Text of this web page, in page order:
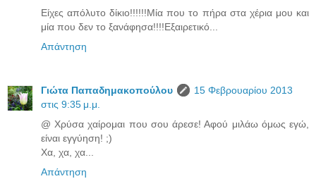
Είχες απόλυτο δίκιο!!!!!!Μία που το πήρα στα χέρια μου και
μία που δεν το ξανάφησα!!!!Εξαιρετικό...
Απάντηση
Γιώτα Παπαδημακοπούλου
15 Φεβρουαρίου 2013
στις 9:35 μ.μ.
@ Χρύσα χαίρομαι που σου άρεσε! Αφού μιλάω όμως εγώ,
είναι εγγύηση! ;)
Χα, χα, χα...
Απάντηση